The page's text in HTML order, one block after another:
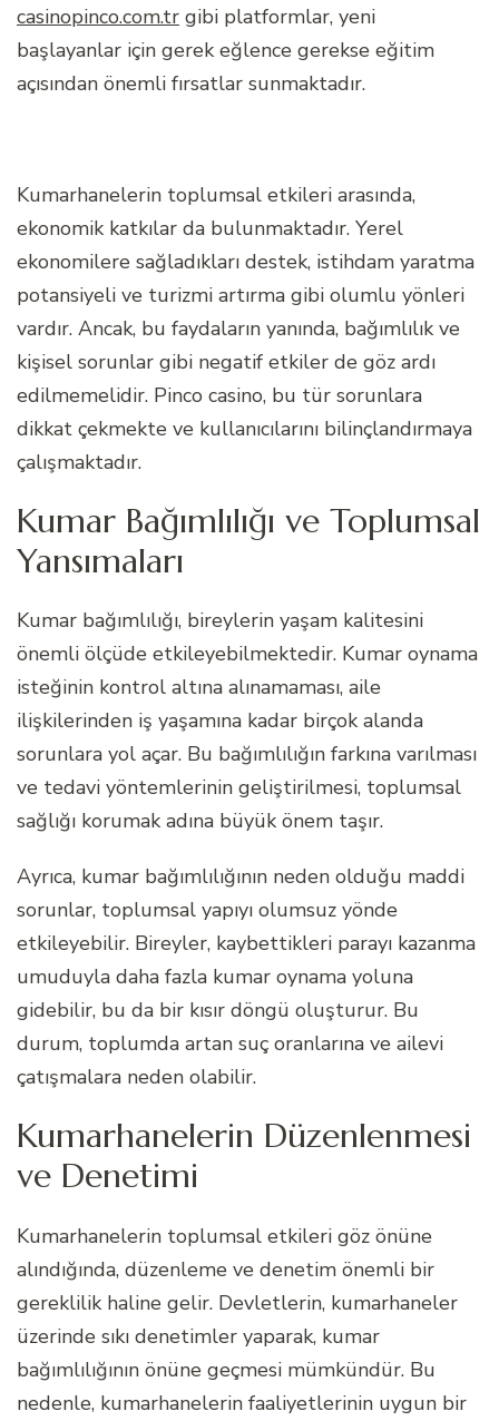
casinopinco.com.tr gibi platformlar, yeni
başlayanlar için gerek eğlence gerekse eğitim
açısından önemli fırsatlar sunmaktadır.
Kumarhanelerin toplumsal etkileri arasında,
ekonomik katkılar da bulunmaktadır. Yerel
ekonomilere sağladıkları destek, istihdam yaratma
potansiyeli ve turizmi artırma gibi olumlu yönleri
vardır. Ancak, bu faydaların yanında, bağımlılık ve
kişisel sorunlar gibi negatif etkiler de göz ardı
edilmemelidir. Pinco casino, bu tür sorunlara
dikkat çekmekte ve kullanıcılarını bilinçlandırmaya
çalışmaktadır.
Kumar Bağımlılığı ve Toplumsal
Yansımaları
Kumar bağımlılığı, bireylerin yaşam kalitesini
önemli ölçüde etkileyebilmektedir. Kumar oynama
isteğinin kontrol altına alınamaması, aile
ilişkilerinden iş yaşamına kadar birçok alanda
sorunlara yol açar. Bu bağımlılığın farkına varılması
ve tedavi yöntemlerinin geliştirilmesi, toplumsal
sağlığı korumak adına büyük önem taşır.
Ayrıca, kumar bağımlılığının neden olduğu maddi
sorunlar, toplumsal yapıyı olumsuz yönde
etkileyebilir. Bireyler, kaybettikleri parayı kazanma
umuduyla daha fazla kumar oynama yoluna
gidebilir, bu da bir kısır döngü oluşturur. Bu
durum, toplumda artan suç oranlarına ve ailevi
çatışmalara neden olabilir.
Kumarhanelerin Düzenlenmesi
ve Denetimi
Kumarhanelerin toplumsal etkileri göz önüne
alındığında, düzenleme ve denetim önemli bir
gereklilik haline gelir. Devletlerin, kumarhaneler
üzerinde sıkı denetimler yaparak, kumar
bağımlılığının önüne geçmesi mümkündür. Bu
nedenle, kumarhanelerin faaliyetlerinin uygun bir